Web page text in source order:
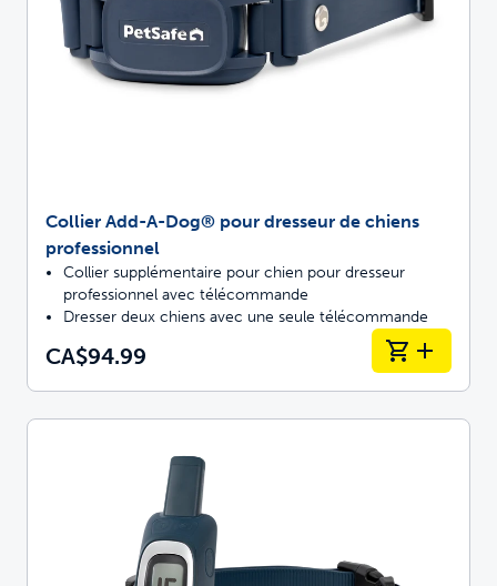
Collier Add-A-Dog® pour dresseur de chiens
professionnel
Collier supplémentaire pour chien pour dresseur
professionnel avec télécommande
Dresser deux chiens avec une seule télécommande
CA$94.99